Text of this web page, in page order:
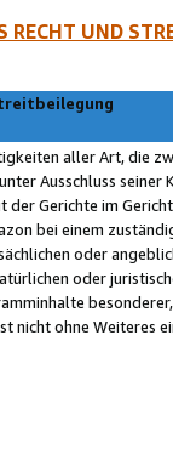
RECHT UND
aller Art, die
Ausschluss
der Gerichte im
bei einem
oder
oder
nicht ohne Weiteres